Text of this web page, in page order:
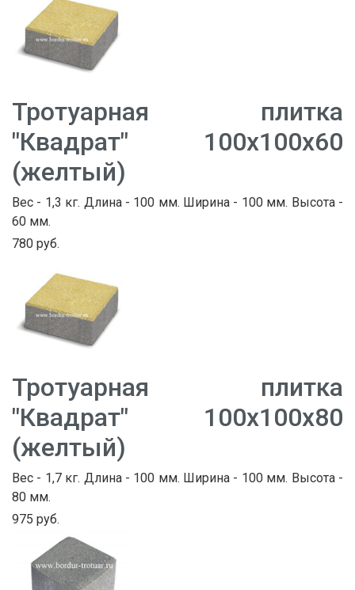
Тротуарная плитка
"Квадрат" 100х100х60
(желтый)
Вес - 1,3 кг. Длина - 100 мм. Ширина - 100 мм. Высота -
60 мм.
780 руб.
Тротуарная плитка
"Квадрат" 100х100х80
(желтый)
Вес - 1,7 кг. Длина - 100 мм. Ширина - 100 мм. Высота -
80 мм.
975 руб.